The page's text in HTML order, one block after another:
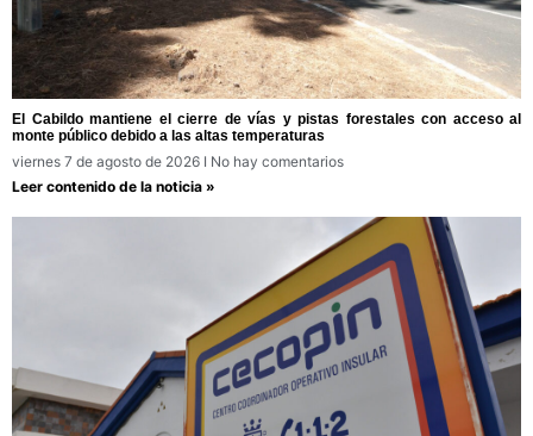
El Cabildo mantiene el cierre de vías y pistas forestales con acceso al
monte público debido a las altas temperaturas
viernes 7 de agosto de 2026
No hay comentarios
Leer contenido de la noticia »